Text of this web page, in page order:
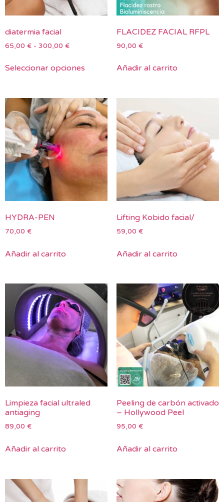
diatermia facial
65,00 € - 300,00 €
Seleccionar opciones
FLACIDEZ FACIAL RFPL
90,00 €
Añadir al carrito
HYDRA-PEN
70,00 €
Añadir al carrito
Lifting Kobido facial/
59,00 €
Añadir al carrito
Limpieza facial ultraled
antiaging
89,00 €
Añadir al carrito
Peeling de carbón activado
– Hollywood Peel
95,00 €
Añadir al carrito